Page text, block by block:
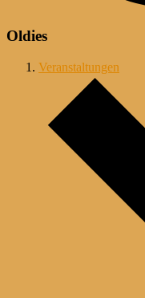
Oldies
Veranstaltungen